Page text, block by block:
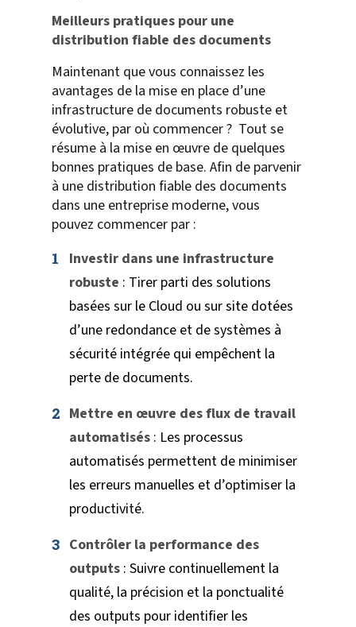
Meilleurs pratiques pour une
distribution fiable des documents
Maintenant que vous connaissez les
avantages de la mise en place d’une
infrastructure de documents robuste et
évolutive, par où commencer ? Tout se
résume à la mise en œuvre de quelques
bonnes pratiques de base. Afin de parvenir
à une distribution fiable des documents
dans une entreprise moderne, vous
pouvez commencer par :
Investir dans une infrastructure
robuste : Tirer parti des solutions
basées sur le Cloud ou sur site dotées
d’une redondance et de systèmes à
sécurité intégrée qui empêchent la
perte de documents.
Mettre en œuvre des flux de travail
automatisés : Les processus
automatisés permettent de minimiser
les erreurs manuelles et d’optimiser la
productivité.
Contrôler la performance des
outputs : Suivre continuellement la
qualité, la précision et la ponctualité
des outputs pour identifier les